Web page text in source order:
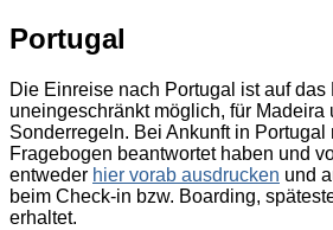
Portugal
Die Einreise nach Portugal ist auf das
uneingeschränkt möglich, für Madeira
Sonderregeln. Bei Ankunft in Portugal
Fragebogen beantwortet haben und
entweder hier vorab ausdrucken und
beim Check-in bzw. Boarding,
erhaltet.